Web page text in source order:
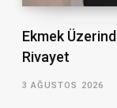
Ekmek
Rivayet
3 AĞUSTOS 2026